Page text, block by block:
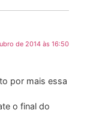
de 2014 às 16:50
por mais essa
o final do